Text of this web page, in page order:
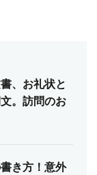
、お礼状と
。訪問のお
き方！意外